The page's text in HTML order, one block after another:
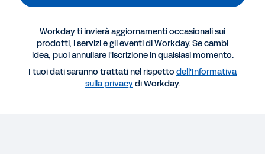
Altre risorse
E-BOOK
E-book Workday Success Plans
Workday ti invierà aggiornamenti occasionali sui
prodotti, i servizi e gli eventi di Workday. Se cambi
idea, puoi annullare l'iscrizione in qualsiasi momento.
I tuoi dati saranno trattati nel rispetto dell'Informativa
sulla privacydi Workday.